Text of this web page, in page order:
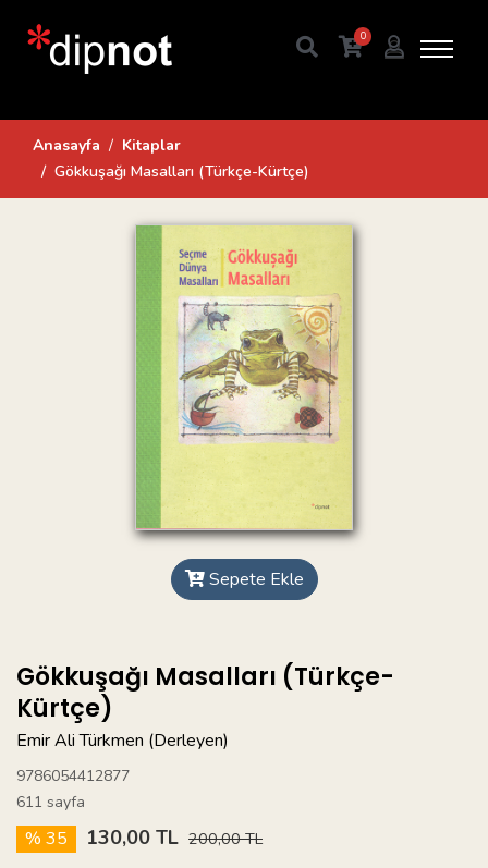
0
Anasayfa
Kitaplar
Gökkuşağı Masalları (Türkçe-Kürtçe)
Sepete Ekle
Gökkuşağı Masalları (Türkçe-
Kürtçe)
Emir Ali Türkmen (Derleyen)
9786054412877
611 sayfa
% 35 130,00 TL 200,00 TL